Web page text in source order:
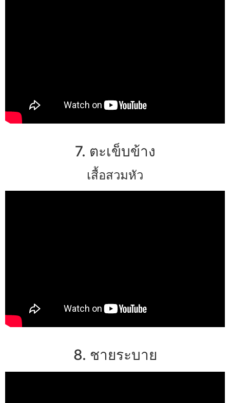
7. ตะเข็บข้าง
เสื้อสวมหัว
8. ชายระบาย